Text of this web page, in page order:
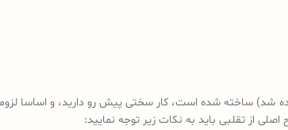
ساخته شده است، کار سختی پیش رو دارید، و اساسا
از تقلبی باید به نکات زیر توجه نمایید: